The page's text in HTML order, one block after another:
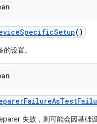
SpecificSetup()
设置。
FailureAsTest
失败，则可能会因基础